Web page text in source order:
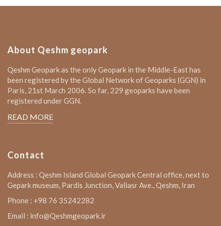
About Qeshm geopark
Qeshm Geopark as the only Geopark in the Middle-East has
been registered by the Global Network of Geoparks (GGN) in
Paris, 21st March 2006. So far, 229 geoparks have been
registered under GGN.
READ MORE
Contact
Address : Qeshm Island Global Geopark Central office, next to
Gepark museum, Pardis Junction, Valiasr Ave., Qeshm, Iran
Phone : +98 76 35242282
Email : info@Qeshmgeopark.ir